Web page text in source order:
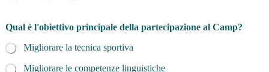
u
a
l
e
Qual è l'obiettivo principale della partecipazione al Camp?
Migliorare la tecnica sportiva
Migliorare le competenze linguistiche